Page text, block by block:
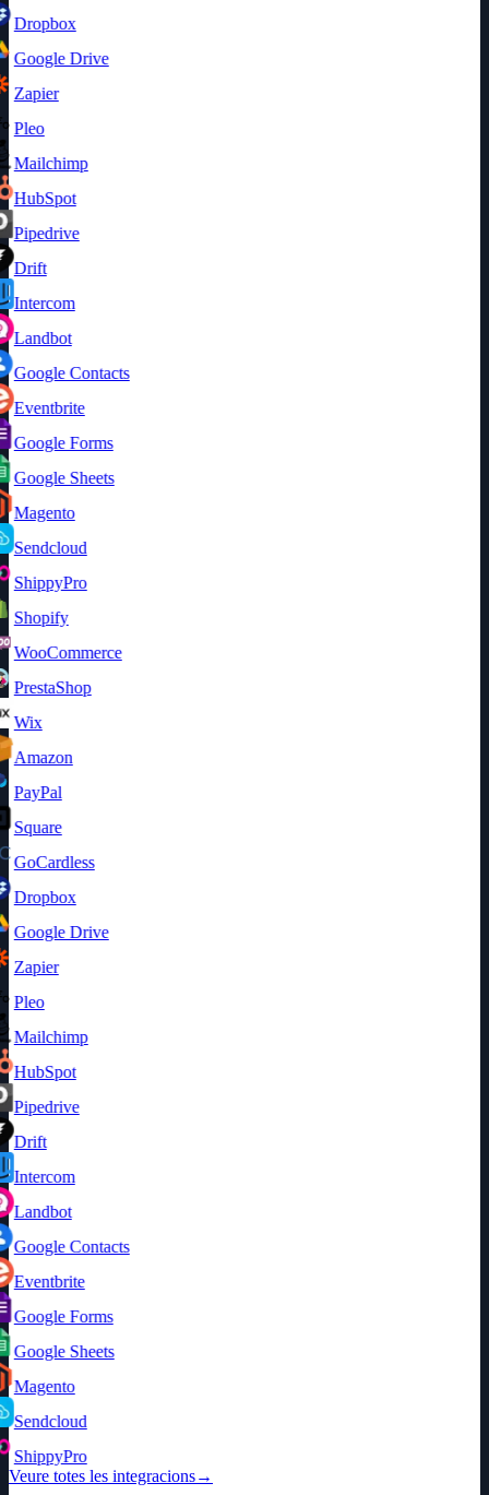
Dropbox
Google Drive
Zapier
Pleo
Mailchimp
HubSpot
Pipedrive
Drift
Intercom
Landbot
Google Contacts
Eventbrite
Google Forms
Google Sheets
Magento
Sendcloud
ShippyPro
Shopify
WooCommerce
PrestaShop
Wix
Amazon
PayPal
Square
GoCardless
Dropbox
Google Drive
Zapier
Pleo
Mailchimp
HubSpot
Pipedrive
Drift
Intercom
Landbot
Google Contacts
Eventbrite
Google Forms
Google Sheets
Magento
Sendcloud
ShippyPro
Veure totes les integracions→